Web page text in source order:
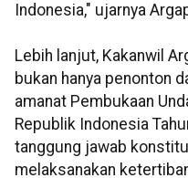
Indonesia," ujarnya
Lebih lanjut, Kakanwil
bukan hanya penonton
amanat Pembukaan
Republik Indonesia
tanggung jawab
melaksanakan